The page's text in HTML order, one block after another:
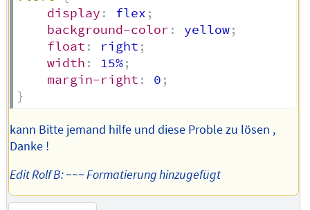
display : flex ;
background-color : yellow;
float : right ;
width : 15%;
margin-right : 0 ;
}
kann Bitte jemand hilfe und diese Proble zu lösen ,
Danke !
Edit Rolf B: ~~~ Formatierung hinzugefügt